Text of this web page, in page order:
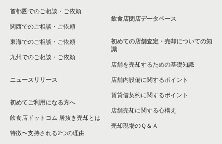
首都圏でのご相談・ご依頼
関西でのご相談・ご依頼
東海でのご相談・ご依頼
九州でのご相談・ご依頼
ニュースリリース
初めてご利用になる方へ
飲食店ドットコム 居抜き売却とは
特徴〜支持される2つの理由
飲食店閉店データベース
初めての店舗査定・売却についての知
識
店舗を売却するための基礎知識
店舗内設備に関するポイント
賃貸借契約に関するポイント
店舗売却に関する心構え
売却現場のＱ＆Ａ